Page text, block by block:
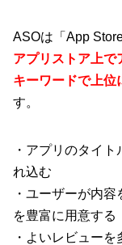
ASOは「App
アプリストア上で
キーワードで上位
す。
・アプリのタイ
れ込む
・ユーザーが内
を豊富に用意する
・よいレビュー